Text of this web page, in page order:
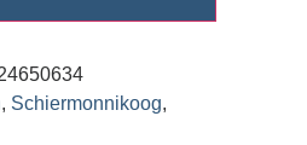
, Schiermonnikoog,